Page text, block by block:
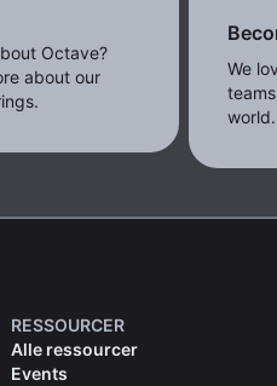
Octave?
about our
We
world.
RESSOURCER
Alle ressourcer
Events